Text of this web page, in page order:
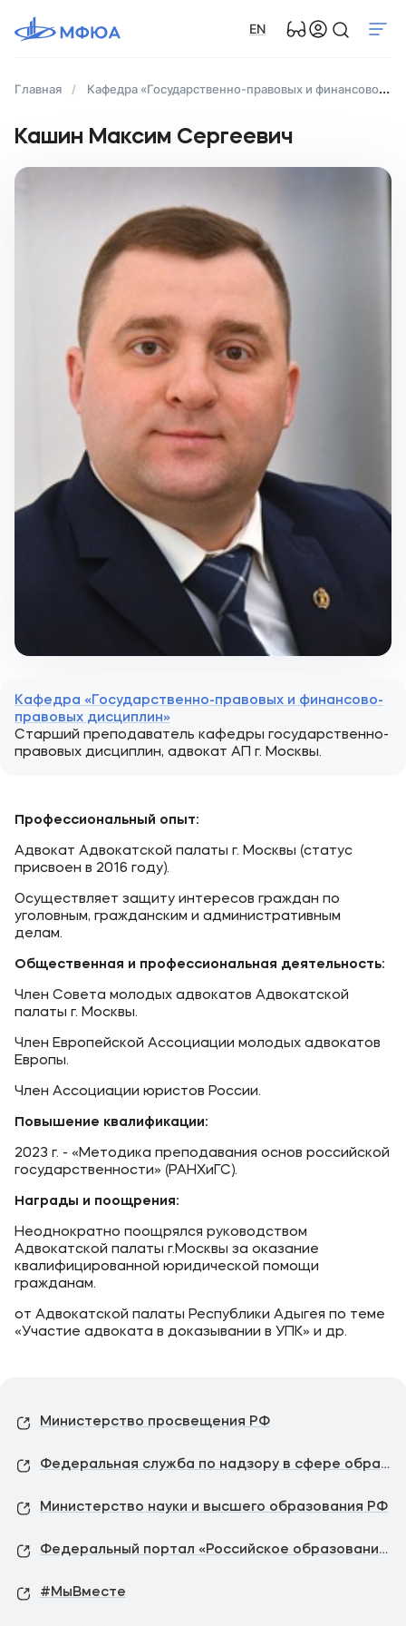
EN
Главная Кафедра «Государственно-правовых и финансово-правовых дисциплин»
Кашин Максим Сергеевич
Кафедра «Государственно-правовых и финансово-
правовых дисциплин»
Старший преподаватель кафедры государственно-
правовых дисциплин, адвокат АП г. Москвы.
Профессиональный опыт:
Адвокат Адвокатской палаты г. Москвы (статус
присвоен в 2016 году).
Осуществляет защиту интересов граждан по
уголовным, гражданским и административным
делам.
Общественная и профессиональная деятельность:
Член Совета молодых адвокатов Адвокатской
палаты г. Москвы.
Член Европейской Ассоциации молодых адвокатов
Европы.
Член Ассоциации юристов России.
Повышение квалификации:
2023 г. - «Методика преподавания основ российской
государственности» (РАНХиГС).
Награды и поощрения:
Неоднократно поощрялся руководством
Адвокатской палаты г.Москвы за оказание
квалифицированной юридической помощи
гражданам.
от Адвокатской палаты Республики Адыгея по теме
«Участие адвоката в доказывании в УПК» и др.
Министерство просвещения РФ
Федеральная служба по надзору в сфере образования и науки
Министерство науки и высшего образования РФ
Федеральный портал «Российское образование»
#МыВместе